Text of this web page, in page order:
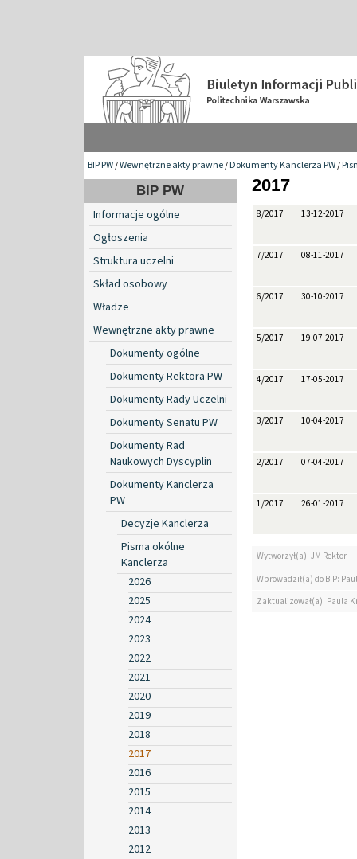
BIP PW/Wewnętrzne akty prawne/Dokumenty Kanclerza PW/
BIP PW
Informacje ogólne
Ogłoszenia
Struktura uczelni
Skład osobowy
Władze
Wewnętrzne akty prawne
Dokumenty ogólne
Dokumenty Rektora PW
Dokumenty Rady Uczelni
Dokumenty Senatu PW
Dokumenty Rad
Naukowych Dyscyplin
Dokumenty Kanclerza
PW
Decyzje Kanclerza
Pisma okólne
Kanclerza
2026
2025
2024
2023
2022
2021
2020
2019
2018
2017
2016
2015
2014
2013
2012
2017
8/2017 13-12-2017
7/2017 08-11-2017
6/2017 30-10-2017
5/2017 19-07-2017
4/2017 17-05-2017
3/2017 10-04-2017
2/2017 07-04-2017
1/2017 26-01-2017
Wytworzył(a): JM Rektor
Wprowadził(a) do BIP:
Zaktualizował(a): Paula